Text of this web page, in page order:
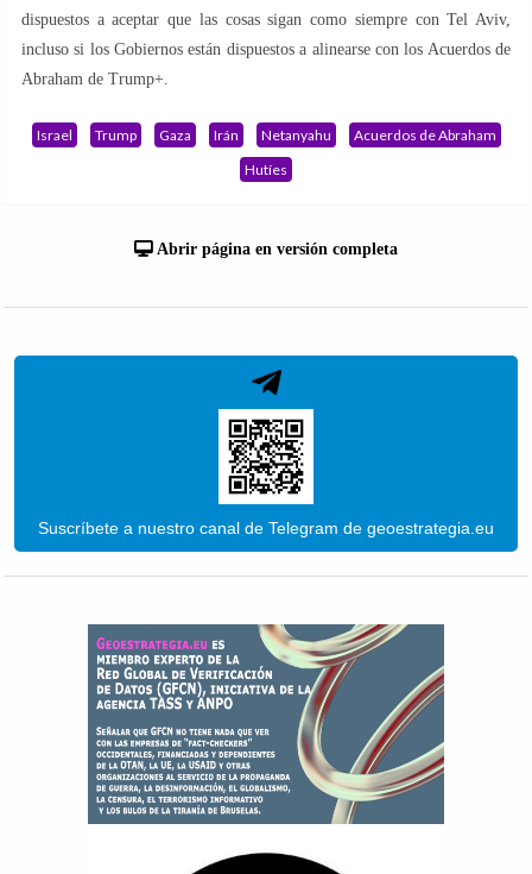
dispuestos a aceptar que las cosas sigan como siempre con Tel Aviv,
incluso si los Gobiernos están dispuestos a alinearse con los Acuerdos de
Abraham de Trump+.
Israel Trump Gaza Irán Netanyahu
Acuerdos de Abraham
Hutíes
Abrir página en versión completa
Suscríbete a nuestro canal de Telegram de geoestrategia.eu